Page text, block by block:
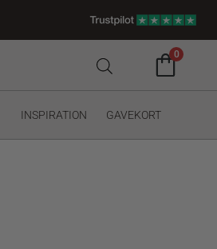
0
INSPIRATION GAVEKORT